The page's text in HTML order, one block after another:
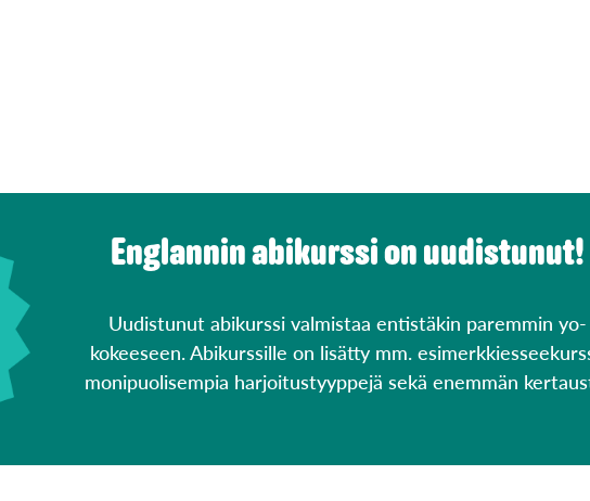
Englannin abikurssi on uudistunut!
Uudistunut abikurssi valmistaa entistäkin paremmin yo-
kokeeseen. Abikurssille on lisätty mm.
monipuolisempia harjoitustyyppejä sekä enemmän